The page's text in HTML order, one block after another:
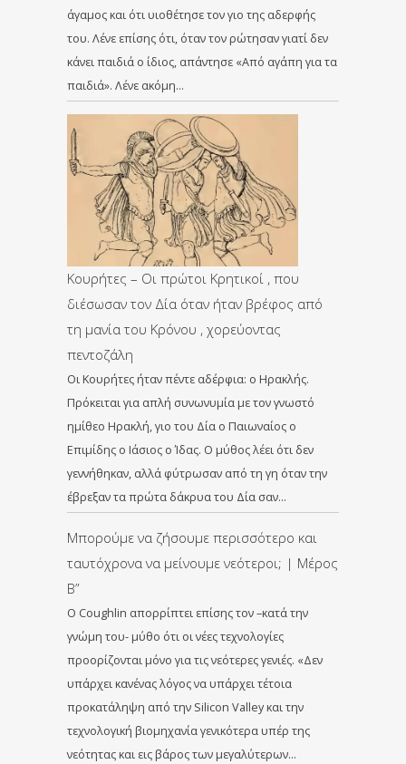
άγαμος και ότι υιοθέτησε τον γιο της αδερφής
του. Λένε επίσης ότι, όταν τον ρώτησαν γιατί δεν
κάνει παιδιά ο ίδιος, απάντησε «Από αγάπη για τα
παιδιά». Λένε ακόμη…
Κουρήτες – Οι πρώτοι Κρητικοί , που
διέσωσαν τον Δία όταν ήταν βρέφος από
τη μανία του Κρόνου , χορεύοντας
πεντοζάλη
Οι Κουρήτες ήταν πέντε αδέρφια: ο Ηρακλής.
Πρόκειται για απλή συνωνυμία με τον γνωστό
ημίθεο Ηρακλή, γιο του Δία ο Παιωναίος ο
Επιμίδης ο Ιάσιος ο Ίδας. Ο μύθος λέει ότι δεν
γεννήθηκαν, αλλά φύτρωσαν από τη γη όταν την
έβρεξαν τα πρώτα δάκρυα του Δία σαν…
Μπορούμε να ζήσουμε περισσότερο και
ταυτόχρονα να μείνουμε νεότεροι; | Μέρος
Β”
Ο Coughlin απορρίπτει επίσης τον –κατά την
γνώμη του- μύθο ότι οι νέες τεχνολογίες
προορίζονται μόνο για τις νεότερες γενιές. «Δεν
υπάρχει κανένας λόγος να υπάρχει τέτοια
προκατάληψη από την Silicon Valley και την
τεχνολογική βιομηχανία γενικότερα υπέρ της
νεότητας και εις βάρος των μεγαλύτερων…